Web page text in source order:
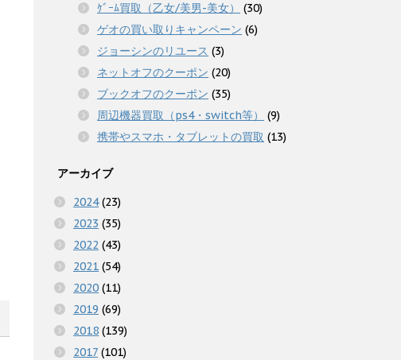
ｹﾞｰﾑ買取（乙女/美男-美女）
(30)
ゲオの買い取りキャンペーン (6)
ジョーシンのリユース (3)
ネットオフのクーポン (20)
ブックオフのクーポン (35)
周辺機器買取（ps4・switch等）
(9)
携帯やスマホ・タブレットの買取 (13)
アーカイブ
2024(23)
2023 (35)
2022 (43)
2021 (54)
2020 (11)
2019 (69)
2018 (139)
2017 (101)